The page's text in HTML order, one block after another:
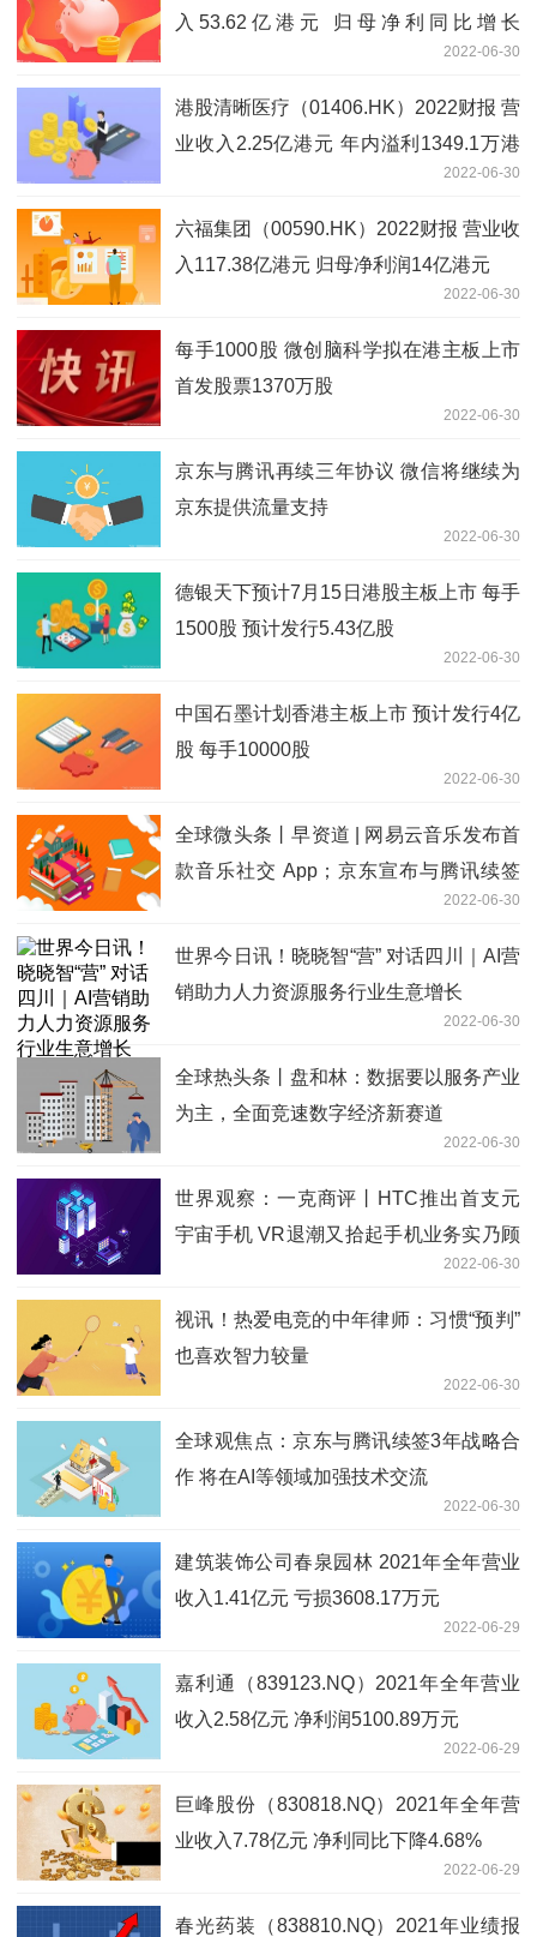
入53.62亿港元 归母净利同比增长
2022-06-30
港股清晰医疗（01406.HK）2022财报 营
业收入2.25亿港元 年内溢利1349.1万港
2022-06-30
六福集团（00590.HK）2022财报 营业收
入117.38亿港元 归母净利润14亿港元
2022-06-30
每手1000股 微创脑科学拟在港主板上市
首发股票1370万股
2022-06-30
京东与腾讯再续三年协议 微信将继续为
京东提供流量支持
2022-06-30
德银天下预计7月15日港股主板上市 每手
1500股 预计发行5.43亿股
2022-06-30
中国石墨计划香港主板上市 预计发行4亿
股 每手10000股
2022-06-30
全球微头条丨早资道 | 网易云音乐发布首
款音乐社交 App；京东宣布与腾讯续签
2022-06-30
世界今日讯！晓晓智“营” 对话四川｜AI营
销助力人力资源服务行业生意增长
2022-06-30
全球热头条丨盘和林：数据要以服务产业
为主，全面竞速数字经济新赛道
2022-06-30
世界观察：一克商评丨HTC推出首支元
宇宙手机 VR退潮又拾起手机业务实乃顾
2022-06-30
视讯！热爱电竞的中年律师：习惯“预判”
也喜欢智力较量
2022-06-30
全球观焦点：京东与腾讯续签3年战略合
作 将在AI等领域加强技术交流
2022-06-30
建筑装饰公司春泉园林 2021年全年营业
收入1.41亿元 亏损3608.17万元
2022-06-29
嘉利通（839123.NQ）2021年全年营业
收入2.58亿元 净利润5100.89万元
2022-06-29
巨峰股份（830818.NQ）2021年全年营
业收入7.78亿元 净利同比下降4.68%
2022-06-29
春光药装（838810.NQ）2021年业绩报